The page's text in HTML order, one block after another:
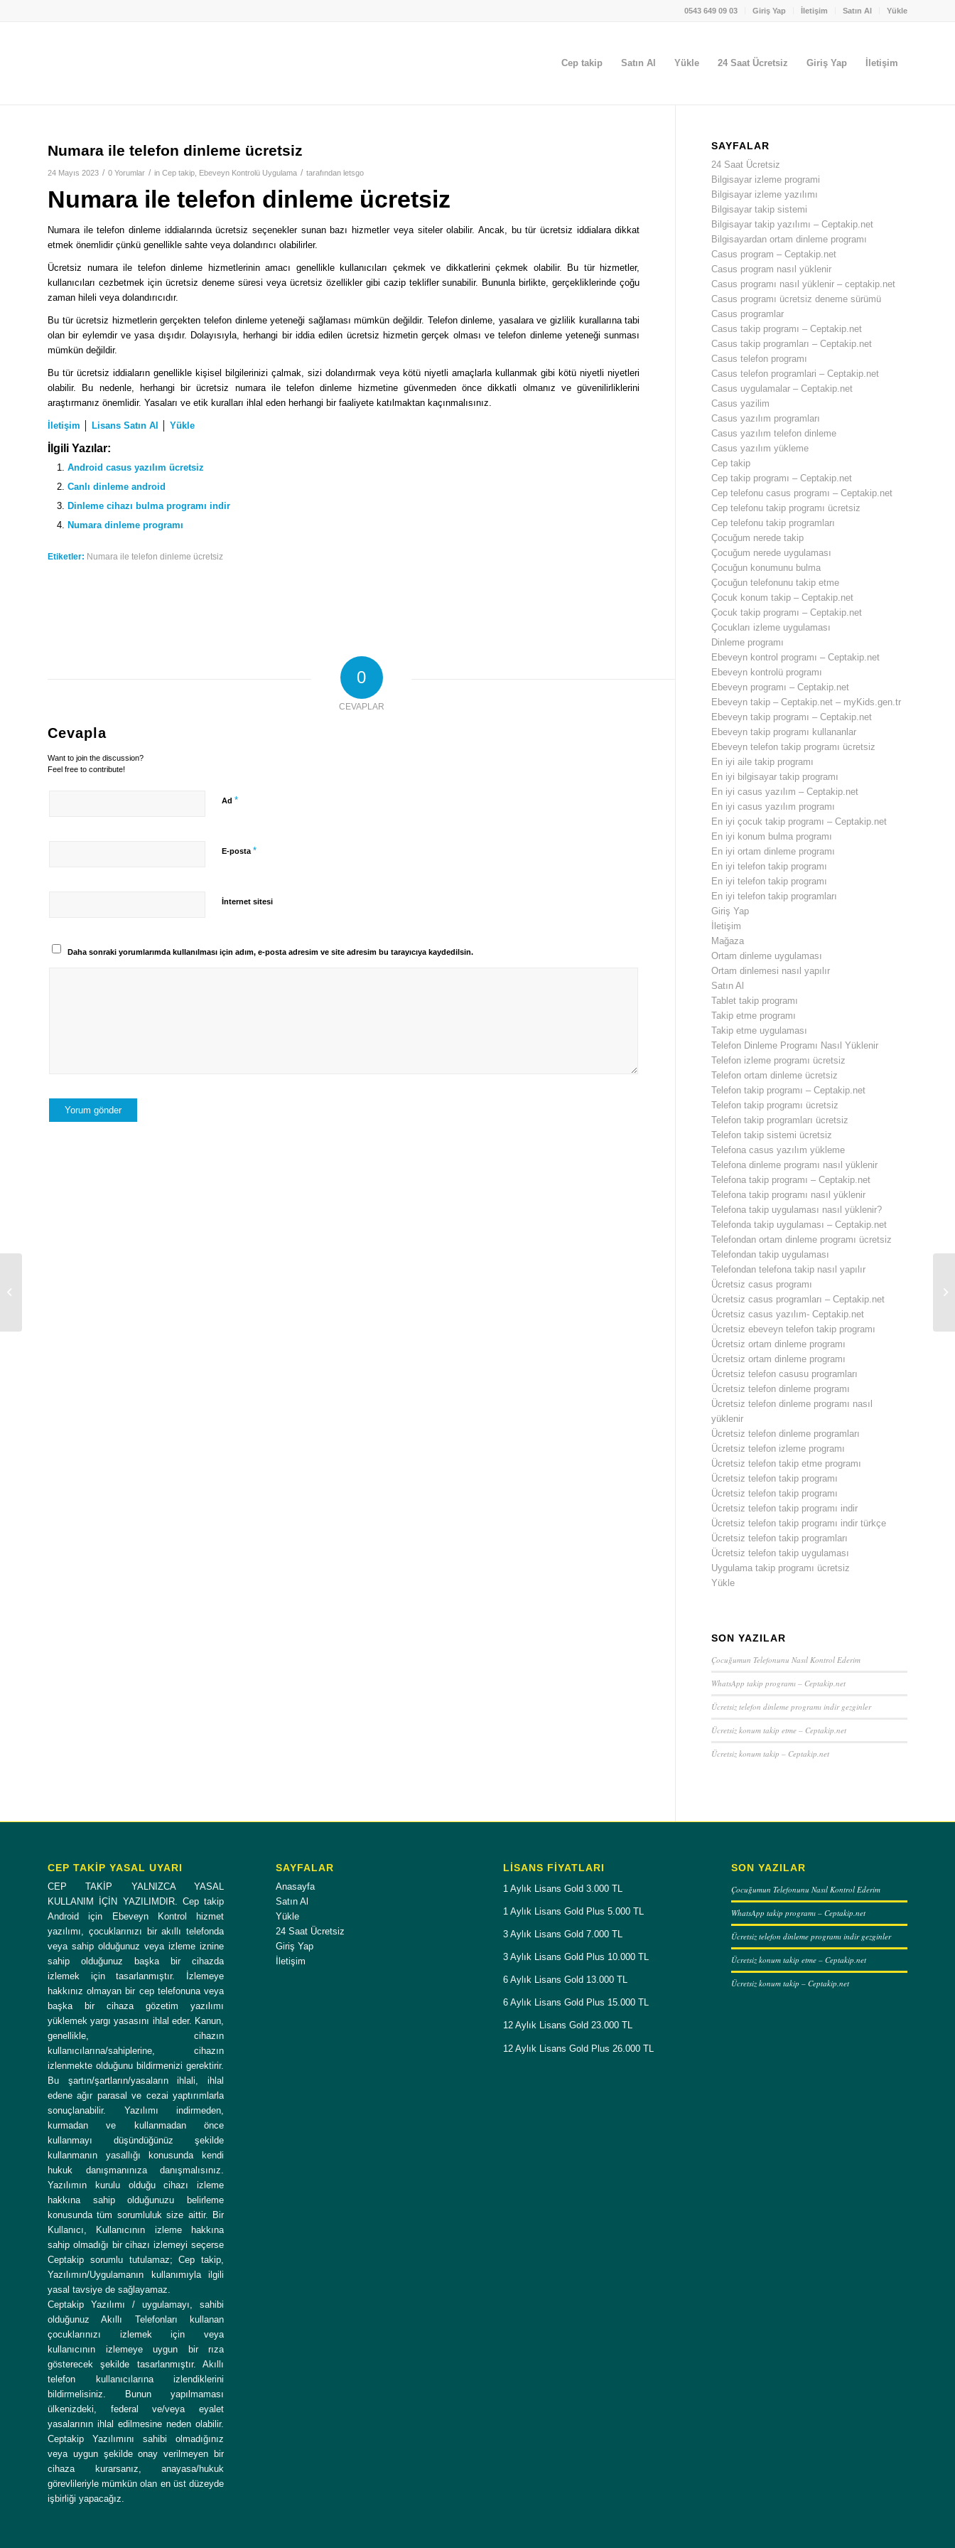
0543 649 09 03 Giriş Yap İletişim Satın Al Yükle
Cep takip Satın Al Yükle 24 Saat Ücretsiz Giriş Yap İletişim
Numara ile telefon dinleme ücretsiz
24 Mayıs 2023 / 0 Yorumlar / in Cep takip Ebeveyn Kontrolü Uygulama / tarafından letsgo
Numara ile telefon dinleme ücretsiz
Numara ile telefon dinleme iddialarında ücretsiz seçenekler sunan bazı hizmetler veya siteler olabilir. Ancak, bu tür ücretsiz iddialara dikkat
etmek önemlidir çünkü genellikle sahte veya dolandırıcı olabilirler.
Ücretsiz numara ile telefon dinleme hizmetlerinin amacı genellikle kullanıcıları çekmek ve dikkatlerini çekmek olabilir. Bu tür hizmetler,
kullanıcıları cezbetmek için ücretsiz deneme süresi veya ücretsiz özellikler gibi cazip teklifler sunabilir. Bununla birlikte, gerçekliklerinde çoğu
zaman hileli veya dolandırıcıdır.
Bu tür ücretsiz hizmetlerin gerçekten telefon dinleme yeteneği sağlaması mümkün değildir. Telefon dinleme, yasalara ve gizlilik kurallarına tabi
olan bir eylemdir ve yasa dışıdır. Dolayısıyla, herhangi bir iddia edilen ücretsiz hizmetin gerçek olması ve telefon dinleme yeteneği sunması
mümkün değildir.
Bu tür ücretsiz iddiaların genellikle kişisel bilgilerinizi çalmak, sizi dolandırmak veya kötü niyetli amaçlarla kullanmak gibi kötü niyetli niyetleri
olabilir. Bu nedenle, herhangi bir ücretsiz numara ile telefon dinleme hizmetine güvenmeden önce dikkatli olmanız ve güvenilirliklerini
araştırmanız önemlidir. Yasaları ve etik kuralları ihlal eden herhangi bir faaliyete katılmaktan kaçınmalısınız.
İletişim Lisans Satın Al Yükle
İlgili Yazılar:
Android casus yazılım ücretsiz
Canlı dinleme android
Dinleme cihazı bulma programı indir
Numara dinleme programı
Etiketler: Numara ile telefon dinleme ücretsiz
0
CEVAPLAR
Cevapla
Want to join the discussion?
Feel free to contribute!
Ad *
E-posta *
İnternet sitesi
Daha sonraki yorumlarımda kullanılması için adım, e-posta adresim ve site adresim bu tarayıcıya kaydedilsin.
SAYFALAR
24 Saat Ücretsiz
Bilgisayar izleme programi
Bilgisayar izleme yazılımı
Bilgisayar takip sistemi
Bilgisayar takip yazılımı – Ceptakip.net
Bilgisayardan ortam dinleme programı
Casus program – Ceptakip.net
Casus program nasıl yüklenir
Casus programı nasıl yüklenir – ceptakip.net
Casus programı ücretsiz deneme sürümü
Casus programlar
Casus takip programı – Ceptakip.net
Casus takip programları – Ceptakip.net
Casus telefon programı
Casus telefon programlari – Ceptakip.net
Casus uygulamalar – Ceptakip.net
Casus yazilim
Casus yazılım programları
Casus yazılım telefon dinleme
Casus yazılım yükleme
Cep takip
Cep takip programı – Ceptakip.net
Cep telefonu casus programı – Ceptakip.net
Cep telefonu takip programı ücretsiz
Cep telefonu takip programları
Çocuğum nerede takip
Çocuğum nerede uygulaması
Çocuğun konumunu bulma
Çocuğun telefonunu takip etme
Çocuk konum takip – Ceptakip.net
Çocuk takip programı – Ceptakip.net
Çocukları izleme uygulaması
Dinleme programı
Ebeveyn kontrol programı – Ceptakip.net
Ebeveyn kontrolü programı
Ebeveyn programı – Ceptakip.net
Ebeveyn takip – Ceptakip.net – myKids.gen.tr
Ebeveyn takip programı – Ceptakip.net
Ebeveyn takip programı kullananlar
Ebeveyn telefon takip programı ücretsiz
En iyi aile takip programı
En iyi bilgisayar takip programı
En iyi casus yazılım – Ceptakip.net
En iyi casus yazılım programı
En iyi çocuk takip programı – Ceptakip.net
En iyi konum bulma programı
En iyi ortam dinleme programı
En iyi telefon takip programı
En iyi telefon takip programı
En iyi telefon takip programları
Giriş Yap
İletişim
Mağaza
Ortam dinleme uygulaması
Ortam dinlemesi nasıl yapılır
Satın Al
Tablet takip programı
Takip etme programı
Takip etme uygulaması
Telefon Dinleme Programı Nasıl Yüklenir
Telefon izleme programı ücretsiz
Telefon ortam dinleme ücretsiz
Telefon takip programı – Ceptakip.net
Telefon takip programı ücretsiz
Telefon takip programları ücretsiz
Telefon takip sistemi ücretsiz
Telefona casus yazılım yükleme
Telefona dinleme programı nasıl yüklenir
Telefona takip programı – Ceptakip.net
Telefona takip programı nasıl yüklenir
Telefona takip uygulaması nasıl yüklenir?
Telefonda takip uygulaması – Ceptakip.net
Telefondan ortam dinleme programı ücretsiz
Telefondan takip uygulaması
Telefondan telefona takip nasıl yapılır
Ücretsiz casus programı
Ücretsiz casus programları – Ceptakip.net
Ücretsiz casus yazılım- Ceptakip.net
Ücretsiz ebeveyn telefon takip programı
Ücretsiz ortam dinleme programı
Ücretsiz ortam dinleme programı
Ücretsiz telefon casusu programları
Ücretsiz telefon dinleme programı
Ücretsiz telefon dinleme programı nasıl
yüklenir
Ücretsiz telefon dinleme programları
Ücretsiz telefon izleme programı
Ücretsiz telefon takip etme programı
Ücretsiz telefon takip programı
Ücretsiz telefon takip programı
Ücretsiz telefon takip programı indir
Ücretsiz telefon takip programı indir türkçe
Ücretsiz telefon takip programları
Ücretsiz telefon takip uygulaması
Uygulama takip programı ücretsiz
Yükle
SON YAZILAR
Çocuğumun Telefonunu Nasıl Kontrol Ederim
WhatsApp takip programı – Ceptakip.net
Ücretsiz telefon dinleme programı indir gezginler
Ücretsiz konum takip etme – Ceptakip.net
Ücretsiz konum takip – Ceptakip.net
CEP TAKİP YASAL UYARI
CEP TAKİP YALNIZCA YASAL
KULLANIM İÇİN YAZILIMDIR. Cep takip
Android için Ebeveyn Kontrol hizmet
yazılımı, çocuklarınızı bir akıllı telefonda
veya sahip olduğunuz veya izleme iznine
sahip olduğunuz başka bir cihazda
izlemek için tasarlanmıştır. İzlemeye
hakkınız olmayan bir cep telefonuna veya
başka bir cihaza gözetim yazılımı
yüklemek yargı yasasını ihlal eder. Kanun,
genellikle, cihazın
kullanıcılarına/sahiplerine, cihazın
izlenmekte olduğunu bildirmenizi gerektirir.
Bu şartın/şartların/yasaların ihlali, ihlal
edene ağır parasal ve cezai yaptırımlarla
sonuçlanabilir. Yazılımı indirmeden,
kurmadan ve kullanmadan önce
kullanmayı düşündüğünüz şekilde
kullanmanın yasallığı konusunda kendi
hukuk danışmanınıza danışmalısınız.
Yazılımın kurulu olduğu cihazı izleme
hakkına sahip olduğunuzu belirleme
konusunda tüm sorumluluk size aittir. Bir
Kullanıcı, Kullanıcının izleme hakkına
sahip olmadığı bir cihazı izlemeyi seçerse
Ceptakip sorumlu tutulamaz; Cep takip,
Yazılımın/Uygulamanın kullanımıyla ilgili
yasal tavsiye de sağlayamaz.
Ceptakip Yazılımı / uygulamayı, sahibi
olduğunuz Akıllı Telefonları kullanan
çocuklarınızı izlemek için veya
kullanıcının izlemeye uygun bir rıza
gösterecek şekilde tasarlanmıştır. Akıllı
telefon kullanıcılarına izlendiklerini
bildirmelisiniz. Bunun yapılmaması
ülkenizdeki, federal ve/veya eyalet
yasalarının ihlal edilmesine neden olabilir.
Ceptakip Yazılımını sahibi olmadığınız
veya uygun şekilde onay verilmeyen bir
cihaza kurarsanız, anayasa/hukuk
görevlileriyle mümkün olan en üst düzeyde
işbirliği yapacağız.
SAYFALAR
Anasayfa
Satın Al
Yükle
24 Saat Ücretsiz
Giriş Yap
İletişim
LISANS FIYATLARI
1 Aylık Lisans Gold 3.000 TL
1 Aylık Lisans Gold Plus 5.000 TL
3 Aylık Lisans Gold 7.000 TL
3 Aylık Lisans Gold Plus 10.000 TL
6 Aylık Lisans Gold 13.000 TL
6 Aylık Lisans Gold Plus 15.000 TL
12 Aylık Lisans Gold 23.000 TL
12 Aylık Lisans Gold Plus 26.000 TL
SON YAZILAR
Çocuğumun Telefonunu Nasıl Kontrol Ederim
WhatsApp takip programı – Ceptakip.net
Ücretsiz telefon dinleme programı indir gezginler
Ücretsiz konum takip etme – Ceptakip.net
Ücretsiz konum takip – Ceptakip.net